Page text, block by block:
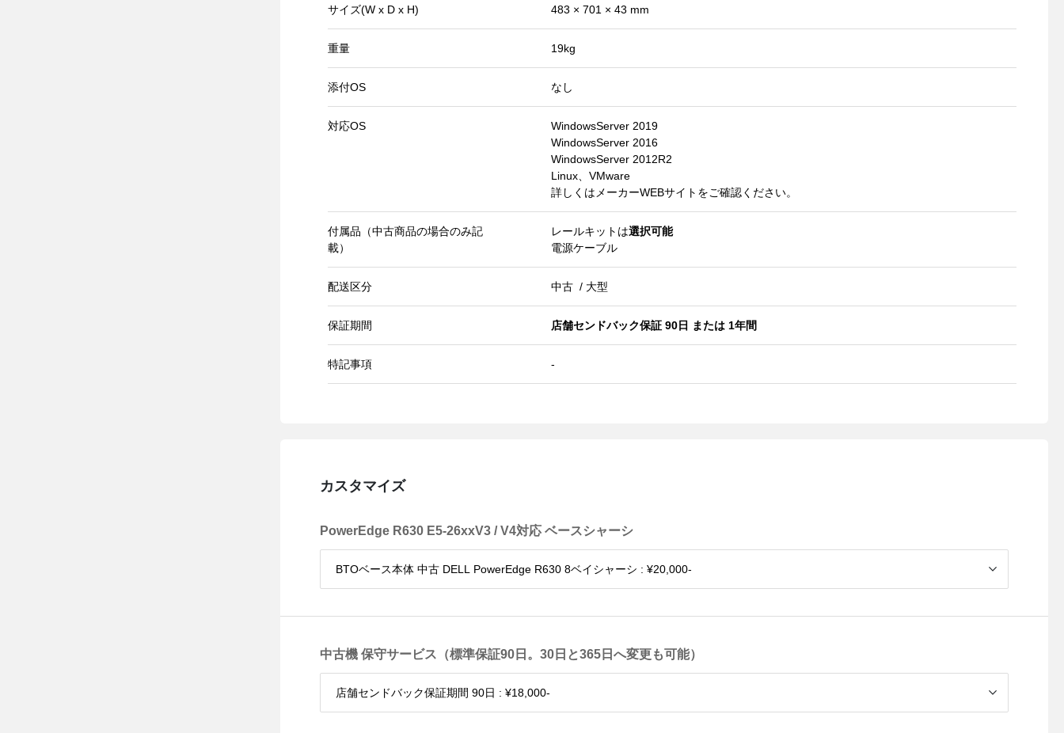
サイズ(W x D x H) 483 × 701 × 43 mm
重量 19kg
添付OS なし
対応OS
WindowsServer 2019
WindowsServer 2016
WindowsServer 2012R2
Linux、VMware
詳しくはメーカーWEBサイトをご確認ください。
付属品（中古商品の場合のみ記
載）
レールキットは選択可能
電源ケーブル
配送区分 中古 / 大型
保証期間 店舗センドバック保証 90日 または 1年間
特記事項 -
カスタマイズ
PowerEdge R630 E5-26xxV3 / V4対応 ベースシャーシ
中古機 保守サービス（標準保証90日。30日と365日へ変更も可能）